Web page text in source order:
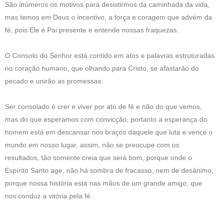
São inúmeros os motivos para desistirmos da caminhada da vida,
mas temos em Deus o incentivo, a força e coragem que advém da
fé, pois Ele é Pai presente e entende nossas fraquezas.
O Consolo do Senhor está contido em atos e palavras estruturadas
no coração humano, que olhando para Cristo, se afastarão do
pecado e unirão as promessas.
Ser consolado é crer e viver por ato de fé e não do que vemos,
mas do que esperamos com convicção, portanto a esperança do
homem está em descansar nos braços daquele que luta e vence o
mundo em nosso lugar, assim, não se preocupe com os
resultados, tão somente creia que será bom, porque onde o
Espírito Santo age, não há sombra de fracasso, nem de desânimo,
porque nossa história está nas mãos de um grande amigo, que
nos conduz a vitória pela fé.